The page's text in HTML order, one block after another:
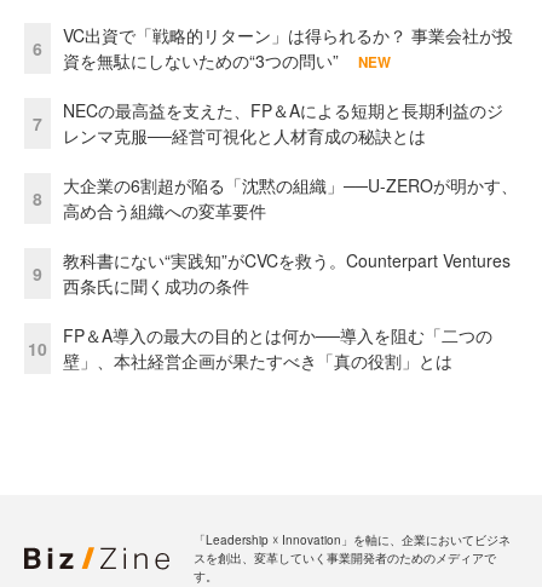
6
VC出資で「戦略的リターン」は得られるか？ 事業会社が投
資を無駄にしないための“3つの問い”
NEW
7
NECの最高益を支えた、FP＆Aによる短期と長期利益のジ
レンマ克服──経営可視化と人材育成の秘訣とは
8
大企業の6割超が陥る「沈黙の組織」──U-ZEROが明かす、
高め合う組織への変革要件
9
教科書にない“実践知”がCVCを救う。Counterpart Ventures
西条氏に聞く成功の条件
10
FP＆A導入の最大の目的とは何か──導入を阻む「二つの
壁」、本社経営企画が果たすべき「真の役割」とは
「Leadership ☓ Innovation」を軸に、企業においてビジネ
スを創出、変革していく事業開発者のためのメディアで
す。